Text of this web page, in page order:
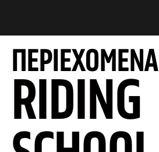
ΠΕΡΙΕΧΟΜΕΝΑ
RIDING